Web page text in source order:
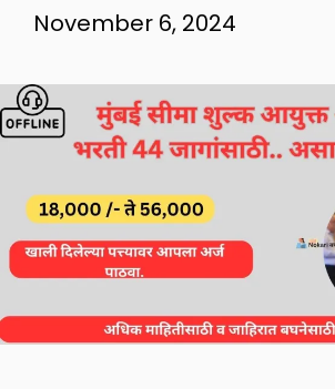
November 6, 2024